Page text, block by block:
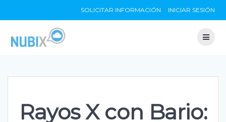
to
SOLICITAR INFORMACIÓN INICIAR SESIÓN
Rayos X con Bario: